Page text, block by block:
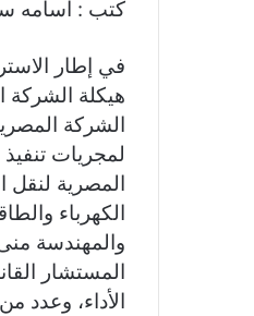
c
e
b
o
o
k
itt
er
كتب : اسامه
هيكلة الشركة
الشركة
لمجريات
المصرية لنقل
الكهرباء
والمهندسة
المستشار
الأداء، وعدد